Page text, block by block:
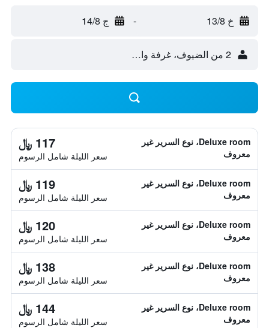
خ 13/8 - ج 14/8
2 من الضيوف، غرفة واحدة
Deluxe room، نوع السرير غير
معروف
117 ﷼
سعر الليلة شامل الرسوم
Deluxe room، نوع السرير غير
معروف
119 ﷼
سعر الليلة شامل الرسوم
Deluxe room، نوع السرير غير
معروف
120 ﷼
سعر الليلة شامل الرسوم
Deluxe room، نوع السرير غير
معروف
138 ﷼
سعر الليلة شامل الرسوم
Deluxe room، نوع السرير غير
معروف
144 ﷼
سعر الليلة شامل الرسوم